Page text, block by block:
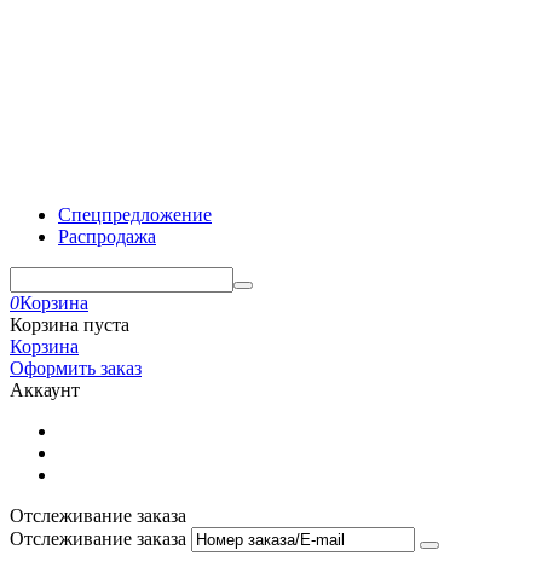
Спецпредложение
Распродажа
0Корзина
Корзина пуста
Корзина
Оформить заказ
Аккаунт
Отслеживание заказа
Отслеживание заказа